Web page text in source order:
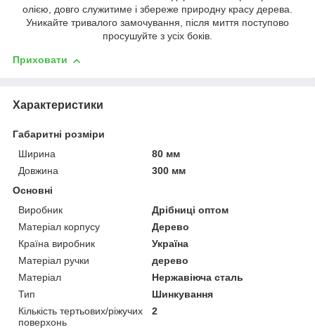
олією, довго служитиме і збереже природну красу дерева.
Уникайте тривалого замочування, після миття поступово
просушуйте з усіх боків.
Приховати
Характеристики
Габаритні розміри
Ширина
80 мм
Довжина
300 мм
Основні
Виробник
Дрібниці оптом
Матеріал корпусу
Дерево
Країна виробник
Україна
Матеріал ручки
дерево
Матеріал
Нержавіюча сталь
Тип
Шинкування
Кількість тертьових/ріжучих
поверхонь
2